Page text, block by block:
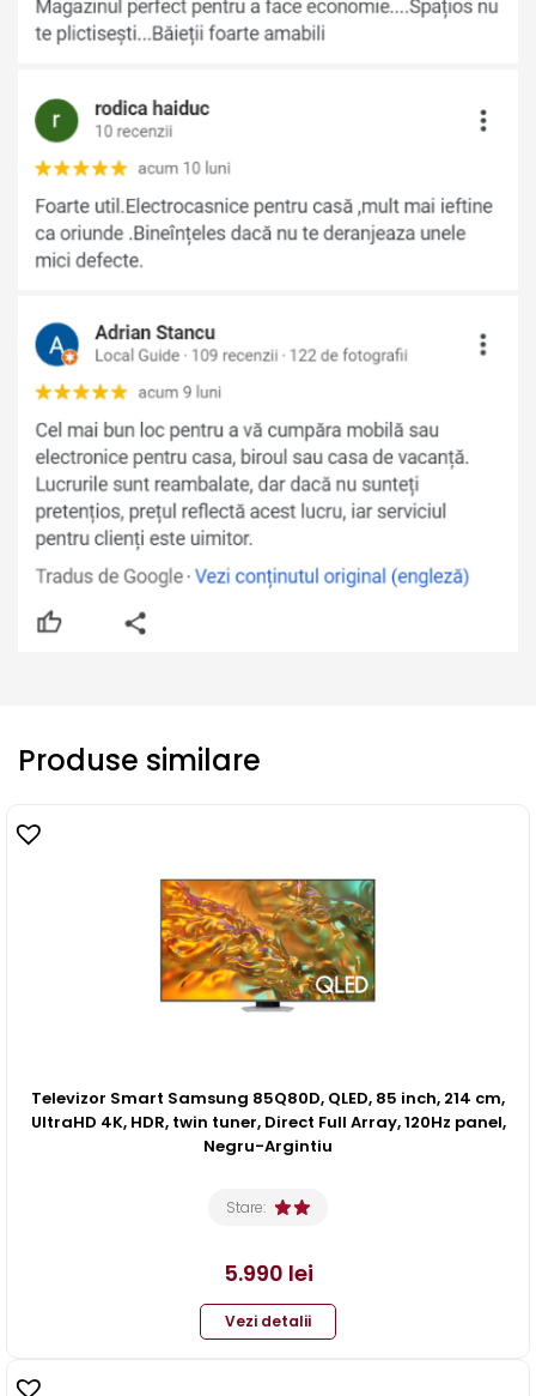
Produse similare
Televizor Smart Samsung 85Q80D, QLED, 85 inch, 214 cm,
UltraHD 4K, HDR, twin tuner, Direct Full Array, 120Hz panel,
Negru-Argintiu
Stare:
5.990 lei
Vezi detalii